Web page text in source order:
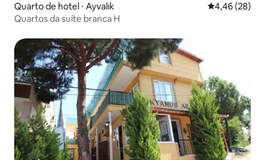
Quarto de hotel ⋅ Ayvalık 4,46 de uma
4,46 (28)
Quartos da suíte branca H